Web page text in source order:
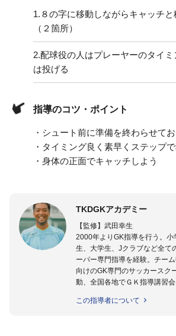
1. ８の字に移動しながらキャッチと
（２箇所）
2.配球役の人はプレーヤーのタイ
は投げる
指導のコツ・ポイント
・シュート前に準備を終わらせて
・タイミング良く素早くステップ
・身体の正面でキャッチしよう
TKDGKアカデミー
【監修】武田幸生
2000年よりGK指導を行う。
生、大学生、Jクラブなど全て
ーパー専門指導を経験。チー
向けのGK専門のサッカースク
動、全国各地でＧＫ指導講習会
り口」にいる選手から「プロ
この指導者について